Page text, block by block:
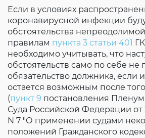
Если в условиях
коронавирусной инфекции
обстоятельства
правилам пункта 3 статьи 401
необходимо учитывать, что
обстоятельств само по себе не
обязательство должника, если
остается возможным после
(пункт 9 постановления
Суда Российской Федерации от
N 7 "О применении судами
положений Гражданского